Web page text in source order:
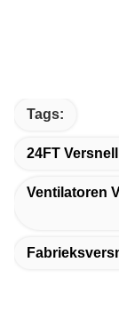
Tags:
24FT
Ventilatoren